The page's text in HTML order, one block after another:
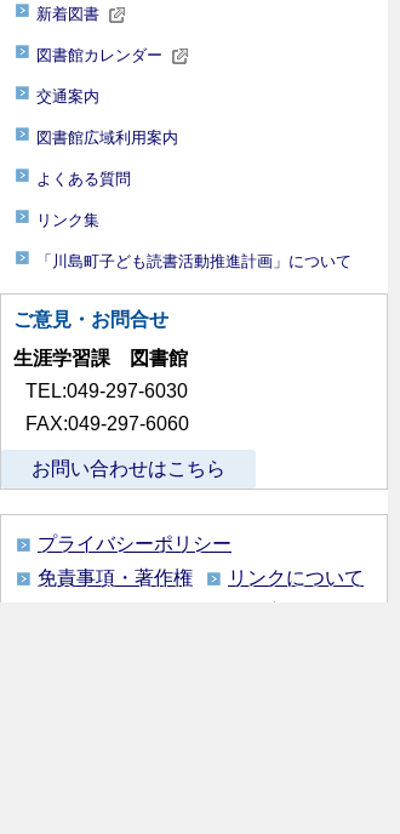
新着図書
図書館カレンダー
交通案内
図書館広域利用案内
よくある質問
リンク集
「川島町子ども読書活動推進計画」について
ご意見・お問合せ
生涯学習課 図書館
TEL:049-297-6030
FAX:049-297-6060
お問い合わせはこちら
プライバシーポリシー
免責事項・著作権
リンクについて